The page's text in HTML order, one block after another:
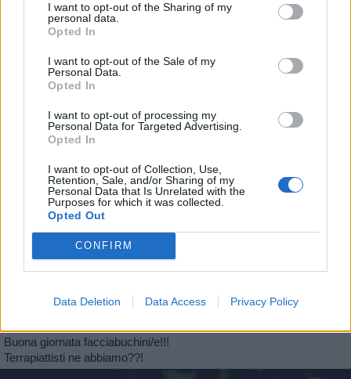
I want to opt-out of the Sharing of my
personal data.
Opted In
I want to opt-out of the Sale of my
Personal Data.
Opted In
I want to opt-out of processing my
Personal Data for Targeted Advertising.
Opted In
I want to opt-out of Collection, Use,
Retention, Sale, and/or Sharing of my
Personal Data that Is Unrelated with the
Purposes for which it was collected.
Opted Out
CONFIRM
Data Deletion Data Access Privacy Policy
yasuma:
·Ti stimo ·Rispondi
Bomber9 Buon pranzo 🍷
1
22 Luglio 2021 alle ore 13:53
Paolo369:Buona serata, ma chi si rivede!
23 Luglio 2021 alle ore 20:02
·Ti stimo·Rispondi
JadeTheRed livello 8
Buona giornata facciabuchini/e!!!
Terrapiattisti ne abbiamo??!